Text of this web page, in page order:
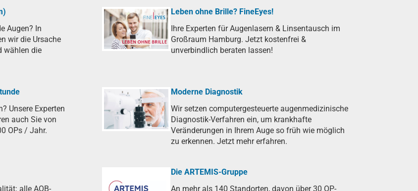
Augen? In
wir die Ursache
wählen die
Leben ohne Brille? FineEyes!
Ihre Experten für Augenlasern & Linsentausch im
Großraum Hamburg. Jetzt kostenfrei &
unverbindlich beraten lassen!
Unsere Experten
auch Sie von
OPs / Jahr.
Moderne Diagnostik
Wir setzen computergesteuerte augenmedizinische
Diagnostik-Verfahren ein, um krankhafte
Veränderungen in Ihrem Auge so früh wie möglich
zu erkennen. Jetzt mehr erfahren.
alle AOB-
Die ARTEMIS-Gruppe
An mehr als 140 Standorten, davon über 30 OP-